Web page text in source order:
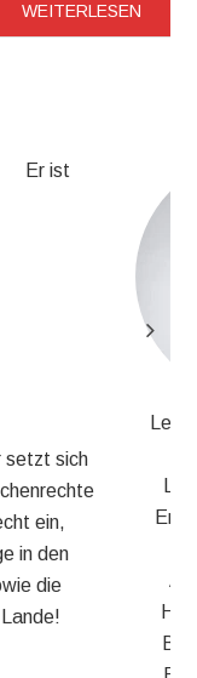
WEITERLESEN
Er ist
setzt sich
ein,
in den
die